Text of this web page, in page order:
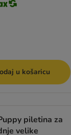
u košaricu
piletina za
velike